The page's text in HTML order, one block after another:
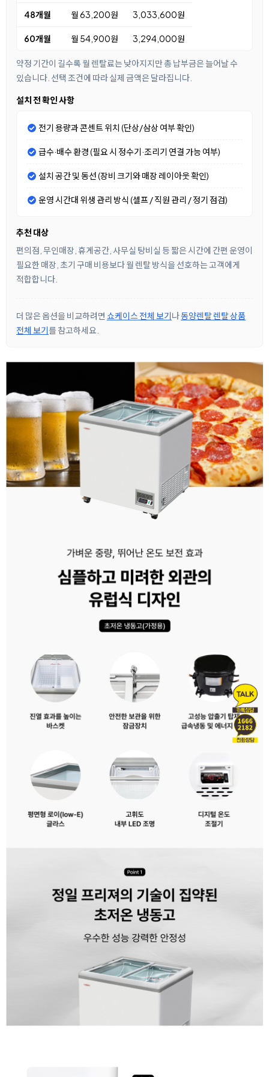
48개월 월 63,200원 3,033,600원
60개월 월 54,900원 3,294,000원
약정 기간이 길수록 월 렌탈료는 낮아지지만 총 납부금은 늘어날 수
있습니다. 선택 조건에 따라 실제 금액은 달라집니다.
설치 전 확인 사항
전기 용량과 콘센트 위치 (단상/삼상 여부 확인)
급수·배수 환경 (필요 시 정수기·조리기 연결 가능 여부)
설치 공간 및 동선 (장비 크기와 매장 레이아웃 확인)
운영 시간대 위생 관리 방식 (셀프 / 직원 관리 / 정기 점검)
추천 대상
편의점, 무인매장, 휴게공간, 사무실 탕비실 등 짧은 시간에 간편 운영이
필요한 매장, 초기 구매 비용보다 월 렌탈 방식을 선호하는 고객에게
적합합니다.
더 많은 옵션을 비교하려면 쇼케이스 전체 보기나동양렌탈 렌탈 상품
전체 보기를 참고하세요.